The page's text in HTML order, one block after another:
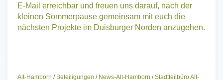
E-Mail erreichbar und freuen uns darauf, nach der
kleinen Sommerpause gemeinsam mit euch die
nächsten Projekte im Duisburger Norden anzugehen.
e